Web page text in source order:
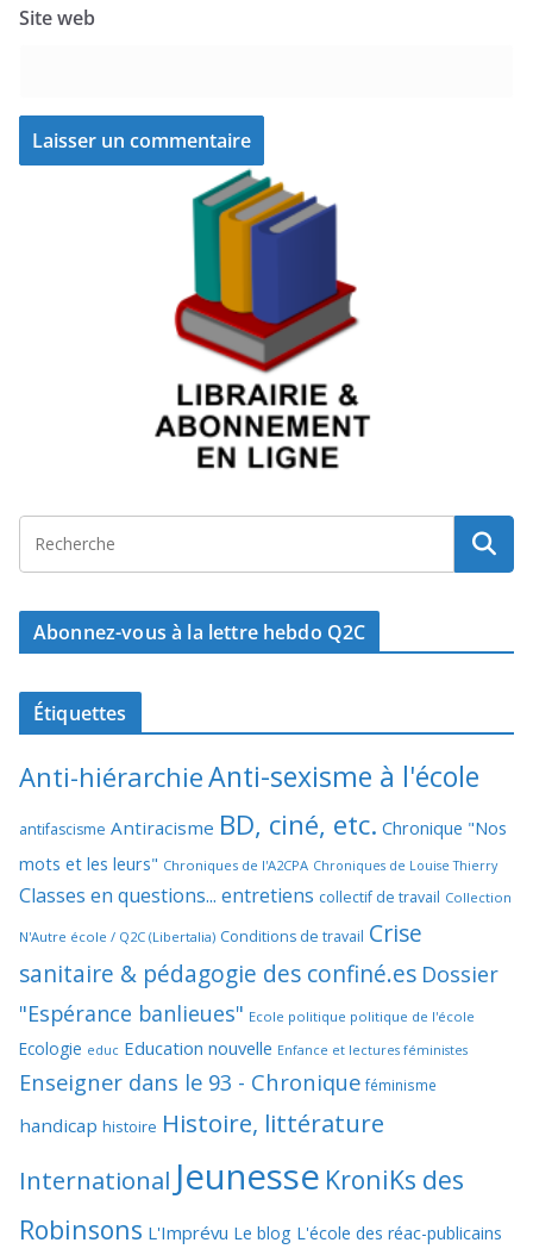
Site web
Abonnez-vous à la lettre hebdo Q2C
Étiquettes
Anti-hiérarchieAnti-sexisme à l'école
antifascisme Antiracisme BD, ciné, etc. Chronique "Nos
mots et les leurs" Chroniques de l'A2CPA Chroniques de Louise Thierry
Classes en questions... entretiens collectif de travail Collection
N'Autre école / Q2C (Libertalia) Conditions de travail Crise
sanitaire & pédagogie des confiné.es Dossier
"Espérance banlieues" Ecole politique politique de l'école
Ecologie educ Education nouvelle Enfance et lectures féministes
Enseigner dans le 93 - Chronique féminisme
handicap histoire Histoire, littérature
International Jeunesse KroniKs des
Robinsons L'Imprévu Le blog L'école des réac-publicains